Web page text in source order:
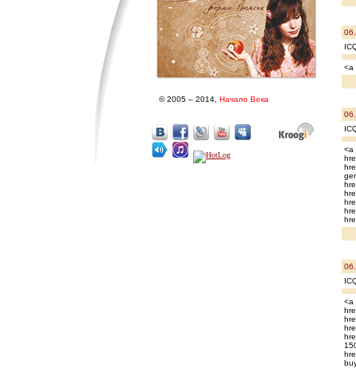
© 2005 – 2014, Начало Века
<a
<a
<a